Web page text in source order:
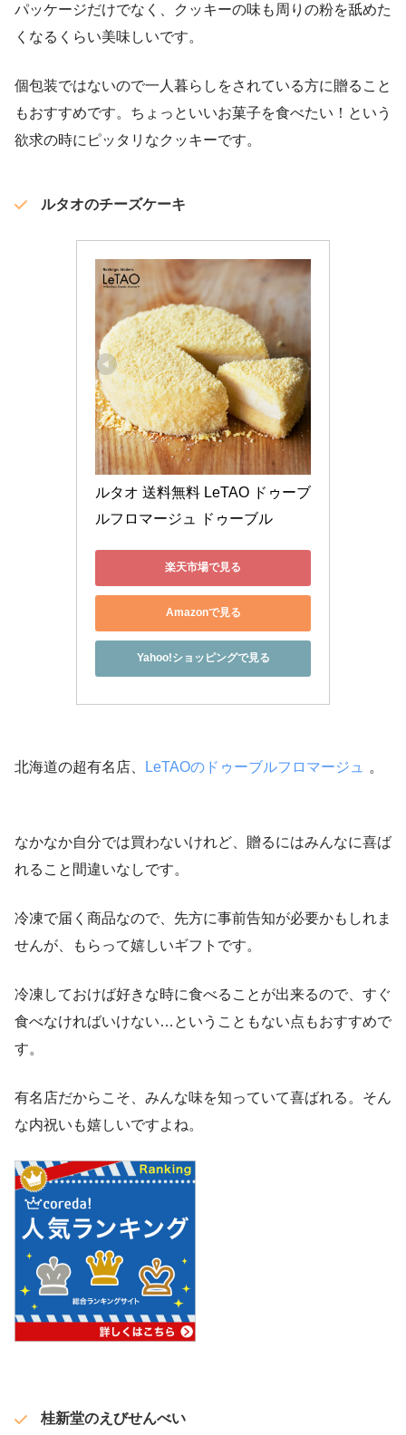
パッケージだけでなく、クッキーの味も周りの粉を舐めた
くなるくらい美味しいです。
個包装ではないので一人暮らしをされている方に贈ること
もおすすめです。ちょっといいお菓子を食べたい！という
欲求の時にピッタリなクッキーです。
ルタオのチーズケーキ
ルタオ 送料無料 LeTAO ドゥーブ
ルフロマージュ ドゥーブル
楽天市場で見る
Amazonで見る
Yahoo!ショッピングで見る
北海道の超有名店、 LeTAOのドゥーブルフロマージュ 。
なかなか自分では買わないけれど、贈るにはみんなに喜ば
れること間違いなしです。
冷凍で届く商品なので、先方に事前告知が必要かもしれま
せんが、もらって嬉しいギフトです。
冷凍しておけば好きな時に食べることが出来るので、すぐ
食べなければいけない…ということもない点もおすすめで
す。
有名店だからこそ、みんな味を知っていて喜ばれる。そん
な内祝いも嬉しいですよね。
桂新堂のえびせんべい